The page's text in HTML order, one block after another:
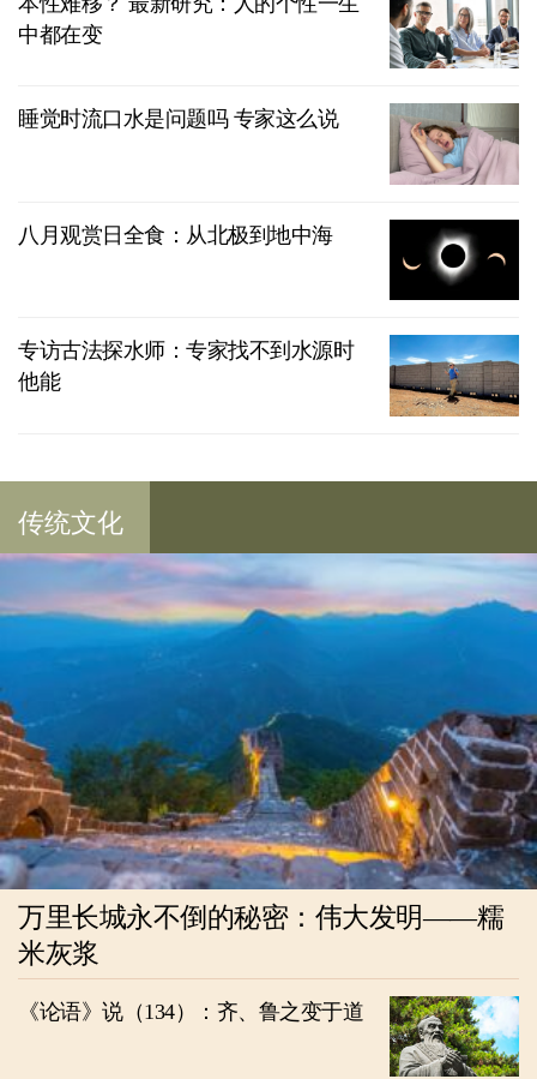
中都在变
睡觉时流口水是问题吗 专家这么说
八月观赏日全食：从北极到地中海
专访古法探水师：专家找不到水源时
他能
传统文化
万里长城永不倒的秘密：伟大发明——糯
米灰浆
《论语》说（134）：齐、鲁之变于道